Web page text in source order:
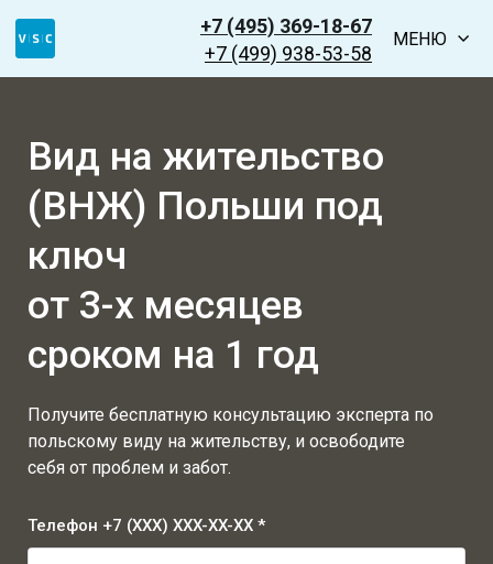
+7 (495) 369-18-67
+7 (499) 938-53-58
МЕНЮ
Вид на жительство
(ВНЖ) Польши под
ключ
от 3-х месяцев
сроком на 1 год
Получите бесплатную консультацию эксперта по
польскому виду на жительству, и освободите
себя от проблем и забот.
Телефон +7 (XXX) XXX-XX-XX *